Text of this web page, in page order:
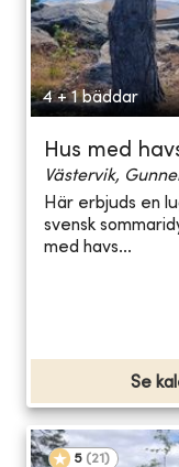
4 + 1 bäddar
Hus med
Västervik,
Här erbjuds en
svensk
med havs...
Se
5 (21 )